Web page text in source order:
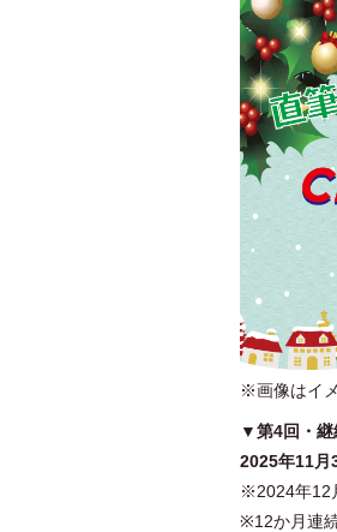
※画像はイ
▼第4回・継
2025年11月
※2024年12
※12か月連